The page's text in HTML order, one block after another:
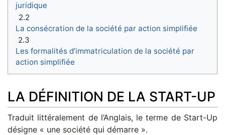
juridique
2.2
La consécration de la société par action simplifiée
2.3
Les formalités d’immatriculation de la société par
action simplifiée
LA DÉFINITION DE LA START-UP
Traduit littéralement de l’Anglais, le terme de Start-Up
désigne « une société qui démarre ».